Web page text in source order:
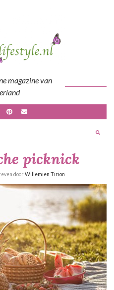
magazine van
picknick
door Willemien Tirion